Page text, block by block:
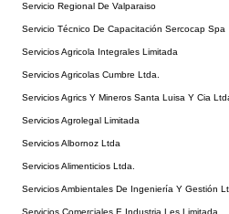
Servicio Regional De Valparaiso
Servicio Técnico De Capacitación Sercocap Spa
Servicios Agricola Integrales Limitada
Servicios Agricolas Cumbre Ltda.
Servicios Agrics Y Mineros Santa Luisa Y Cia
Servicios Agrolegal Limitada
Servicios Albornoz Ltda
Servicios Alimenticios Ltda.
Servicios Ambientales De Ingeniería Y Gestión
Servicios Comerciales E Industria Les Limitada